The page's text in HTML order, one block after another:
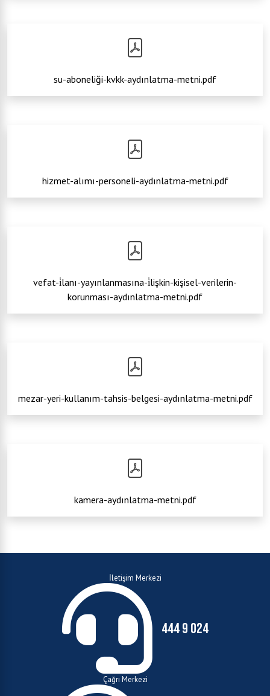
su-aboneliği-kvkk-aydınlatma-metni.pdf
hizmet-alımı-personeli-aydınlatma-metni.pdf
vefat-i̇lanı-yayınlanmasına-i̇lişkin-kişisel-verilerin-
korunması-aydınlatma-metni.pdf
mezar-yeri-kullanım-tahsis-belgesi-aydınlatma-metni.pdf
kamera-aydınlatma-metni.pdf
İletişim Merkezi
444 9 024
Çağrı Merkezi